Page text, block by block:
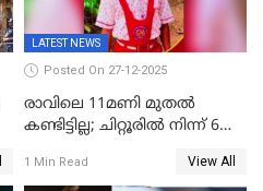
LATEST NEWS
Posted On 27-12-2025
രാവിലെ 11മണി മുതൽ
കണ്ടിട്ടില്ല; ചിറ്റൂരിൽ നിന്ന് 6
1 Min Read View All